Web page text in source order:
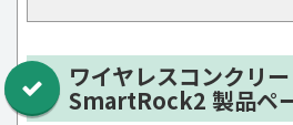
ワイヤレスコンクリ
SmartRock2 製品ペ